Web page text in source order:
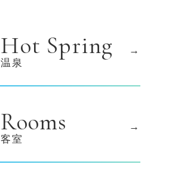
Hot Spring
温泉
Rooms
客室